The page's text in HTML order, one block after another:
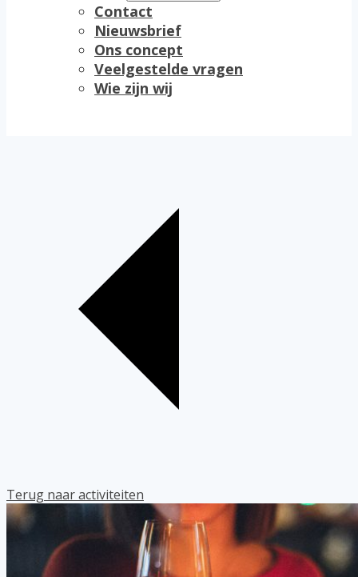
Contact
Nieuwsbrief
Ons concept
Veelgestelde vragen
Wie zijn wij
Terug naar activiteiten